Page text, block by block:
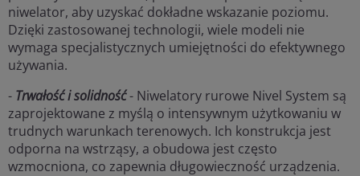
niwelator, aby uzyskać dokładne wskazanie poziomu.
Dzięki zastosowanej technologii, wiele modeli nie
wymaga specjalistycznych umiejętności do efektywnego
używania.
- Trwałość i solidność- Niwelatory rurowe Nivel System są
zaprojektowane z myślą o intensywnym użytkowaniu w
trudnych warunkach terenowych. Ich konstrukcja jest
odporna na wstrząsy, a obudowa jest często
wzmocniona, co zapewnia długowieczność urządzenia.